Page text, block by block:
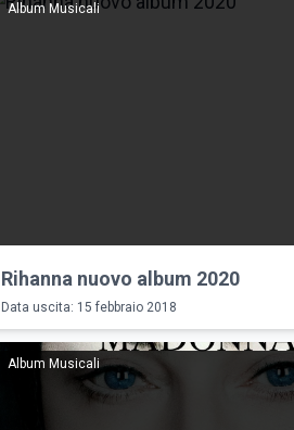
Album Musicali
Rihanna nuovo album 2020
Data uscita: 15 febbraio 2018
Album Musicali